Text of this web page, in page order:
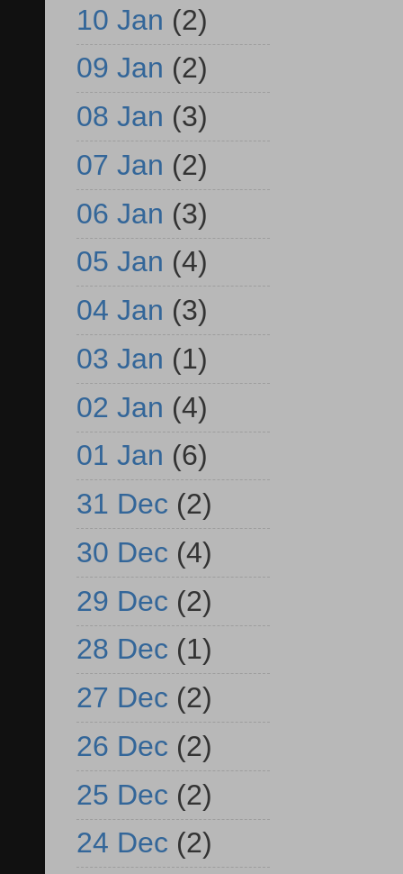
10 Jan (2)
09 Jan (2)
08 Jan (3)
07 Jan (2)
06 Jan (3)
05 Jan (4)
04 Jan (3)
03 Jan (1)
02 Jan (4)
01 Jan (6)
31 Dec (2)
30 Dec (4)
29 Dec (2)
28 Dec (1)
27 Dec (2)
26 Dec (2)
25 Dec (2)
24 Dec (2)